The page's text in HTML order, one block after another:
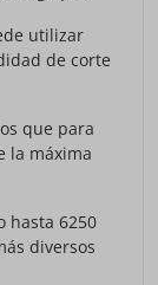
utilizar
de corte
que para
la máxima
hasta 6250
diversos